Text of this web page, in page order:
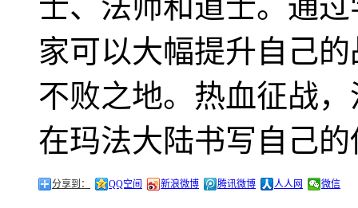
家可以大幅提升自己
不败之地。热血征战
在玛法大陆书写自己
分享到： QQ空间 新浪微博 腾讯微博 人人网 微信